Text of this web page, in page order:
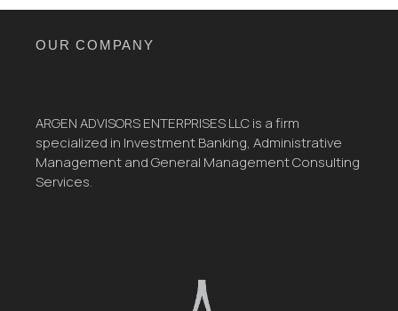
OUR COMPANY
ARGEN ADVISORS ENTERPRISES LLC is a firm
specialized in Investment Banking, Administrative
Management and General Management Consulting
Services.